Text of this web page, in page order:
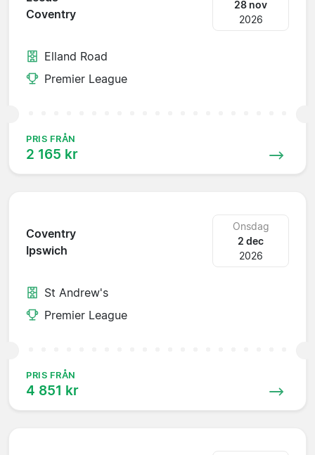
Coventry
28 nov
2026
Elland Road
Premier League
PRIS FRÅN
2 165 kr
Coventry
Ipswich
Onsdag
2 dec
2026
St Andrew's
Premier League
PRIS FRÅN
4 851 kr